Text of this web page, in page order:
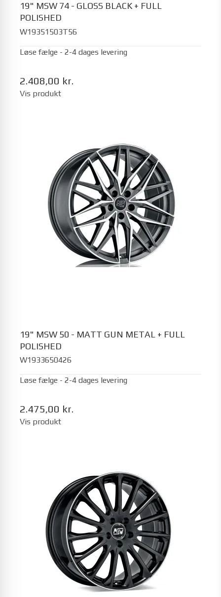
19" MSW 74 - GLOSS BLACK + FULL
POLISHED
W19351503T56
Løse fælge - 2-4 dages levering
2.408,00 kr.
Vis produkt
19" MSW 50 - MATT GUN METAL + FULL
POLISHED
W1933650426
Løse fælge - 2-4 dages levering
2.475,00 kr.
Vis produkt